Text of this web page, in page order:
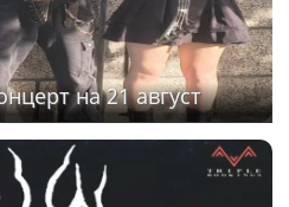
на 21 август